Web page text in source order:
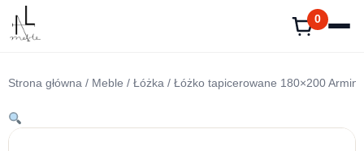
Przejdź
treści
0
Strona główna / Meble / Łóżka / Łóżko tapicerowane 180×200 Armin